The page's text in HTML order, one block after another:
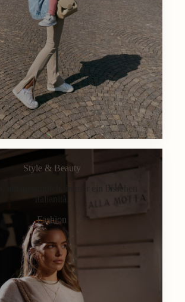
Style & Beauty
alltagstauglich, immer ein bisschen
Italianità.
Fashion